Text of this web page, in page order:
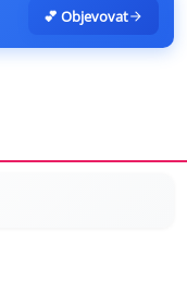
💕 Objevovat